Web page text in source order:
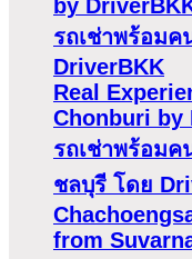
by
รถเช่าพร้อม
DriverBKK
Real
Chonburi by
รถเช่าพร้อมค
ชลบุรี โดย
from